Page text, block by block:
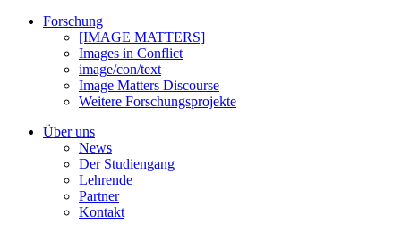
Forschung
[IMAGE MATTERS]
Images in Conflict
image/con/text
Image Matters Discourse
Weitere Forschungsprojekte
Über uns
News
Der Studiengang
Lehrende
Partner
Kontakt